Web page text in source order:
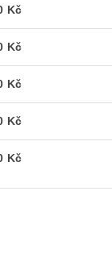
Kč
Kč
Kč
Kč
Kč